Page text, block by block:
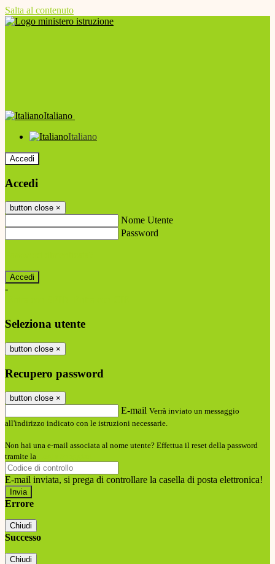
Salta al contenuto
Italiano
Italiano
Accedi
Accedi
button close ×
Nome Utente
Password
-
Seleziona utente
button close ×
Recupero password
button close ×
E-mail Verrà inviato un messaggio
all'indirizzo indicato con le istruzioni necessarie.
Non hai una e-mail associata al nome utente? Effettua il reset della password
tramite la
E-mail inviata, si prega di controllare la casella di posta elettronica!
Errore
Chiudi
Successo
Chiudi